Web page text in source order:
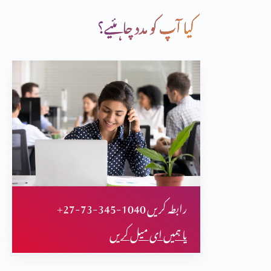
متی کی انجیل کا تنقیدی تجزیہ (پارٹ 35)
متی کی انجیل کا تنقیدی تجزیہ (پارٹ 34)
متی کی انجیل کا تنقیدی تجزیہ (پارٹ 33)
متی کی انجیل کا تنقیدی تجزیہ (پارٹ 30)
کیا آپ کو مدد چاہئیے؟
+27-73-345-1040 رابطہ کریں
یا ہمیں ای میل کریں